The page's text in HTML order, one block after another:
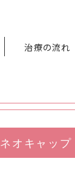
治療の流れ
ネオキャッ